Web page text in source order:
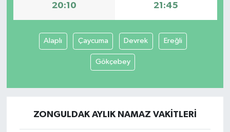
20:10 21:45
Alaplı Çaycuma Devrek Ereğli
Gökçebey
ZONGULDAK AYLIK NAMAZ VAKITLERI